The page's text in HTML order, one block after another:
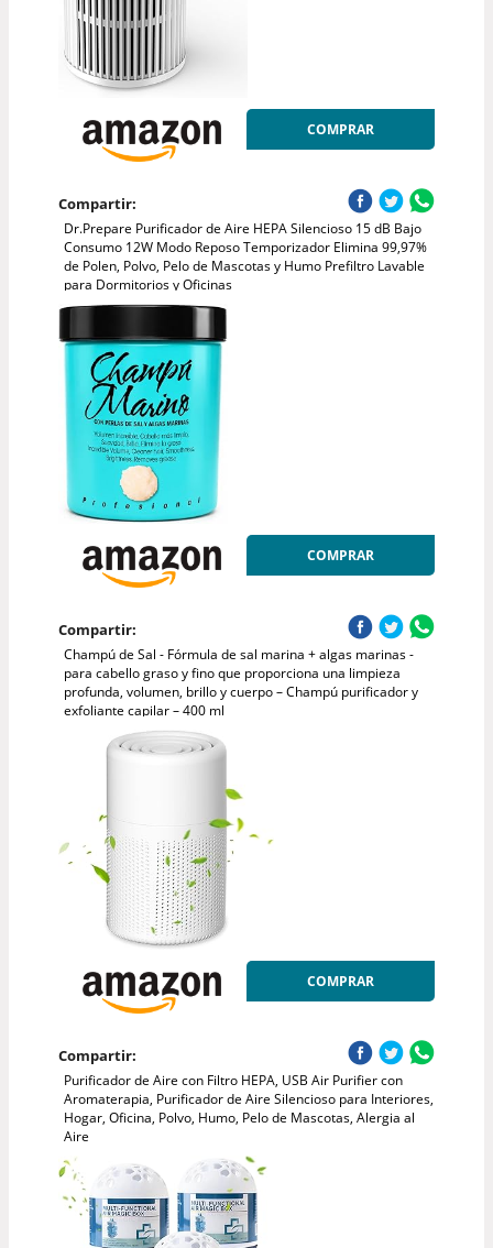
COMPRAR
Compartir:
Dr.Prepare Purificador de Aire HEPA Silencioso 15 dB Bajo
Consumo 12W Modo Reposo Temporizador Elimina 99,97%
de Polen, Polvo, Pelo de Mascotas y Humo Prefiltro Lavable
para Dormitorios y Oficinas
COMPRAR
Compartir:
Champú de Sal - Fórmula de sal marina + algas marinas -
para cabello graso y fino que proporciona una limpieza
profunda, volumen, brillo y cuerpo – Champú purificador y
exfoliante capilar – 400 ml
COMPRAR
Compartir:
Purificador de Aire con Filtro HEPA, USB Air Purifier con
Aromaterapia, Purificador de Aire Silencioso para Interiores,
Hogar, Oficina, Polvo, Humo, Pelo de Mascotas, Alergia al
Aire